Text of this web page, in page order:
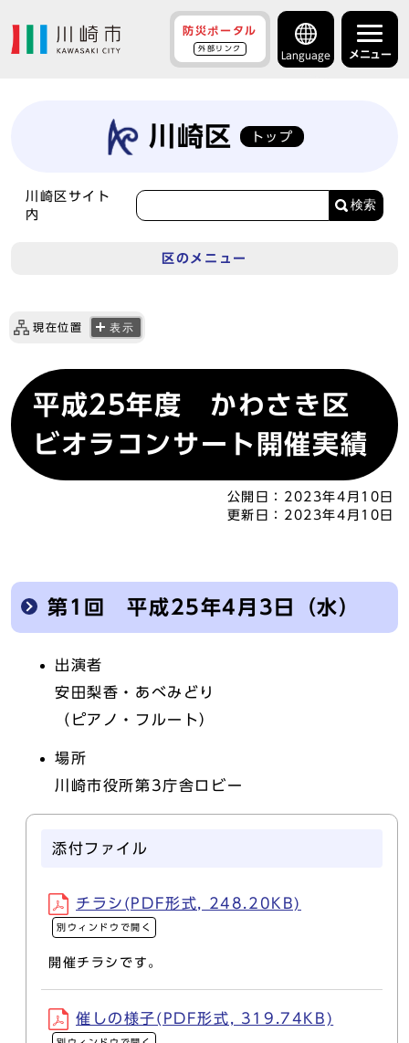
防災ポータル
外部リンク
Language メニュー
川崎区 トップ
川崎区サイト
内
検索
区のメニュー
現在位置 表示
平成25年度 かわさき区
ビオラコンサート開催実績
公開日： 2023年4月10日
更新日： 2023年4月10日
第1回 平成25年4月3日（水）
出演者
安田梨香・あべみどり
（ピアノ・フルート）
場所
川崎市役所第3庁舎ロビー
添付ファイル
チラシ(PDF形式, 248.20KB)
別ウィンドウで開く
開催チラシです。
催しの様子(PDF形式, 319.74KB)